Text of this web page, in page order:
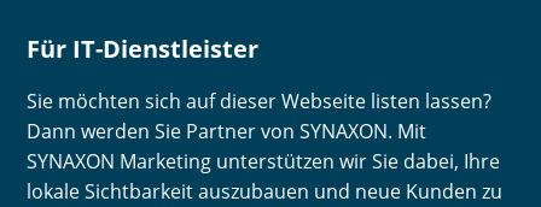
Für IT-Dienstleister
Sie möchten sich auf dieser Webseite listen lassen?
Dann werden Sie Partner von SYNAXON. Mit
SYNAXON Marketing unterstützen wir Sie dabei, Ihre
lokale Sichtbarkeit auszubauen und neue Kunden zu